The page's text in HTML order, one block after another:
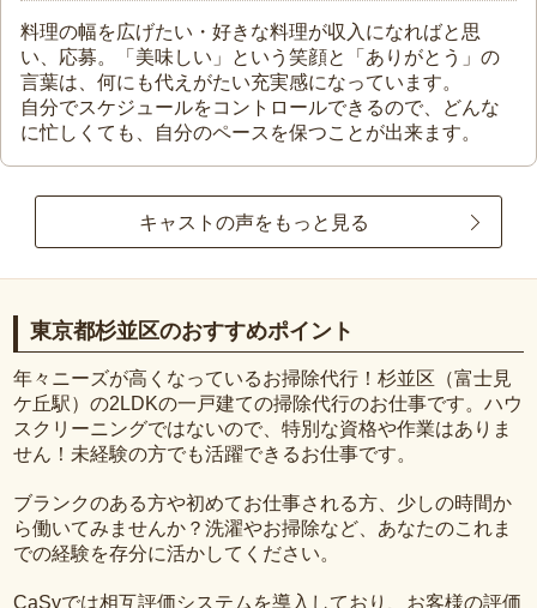
料理の幅を広げたい・好きな料理が収入になればと思
い、応募。「美味しい」という笑顔と「ありがとう」の
言葉は、何にも代えがたい充実感になっています。
自分でスケジュールをコントロールできるので、どんな
に忙しくても、自分のペースを保つことが出来ます。
キャストの声をもっと見る
東京都杉並区のおすすめポイント
年々ニーズが高くなっているお掃除代行！杉並区（富士見
ケ丘駅）の2LDKの一戸建ての掃除代行のお仕事です。ハウ
スクリーニングではないので、特別な資格や作業はありま
せん！未経験の方でも活躍できるお仕事です。
ブランクのある方や初めてお仕事される方、少しの時間か
ら働いてみませんか？洗濯やお掃除など、あなたのこれま
での経験を存分に活かしてください。
CaSyでは相互評価システムを導入しており、お客様の評価